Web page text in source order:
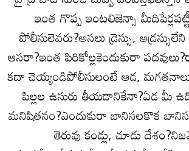
ఇంత గొప్ప ఇంటలిజెన్సా
పోలీసులెవరు?అసలు డ్రెస్సు,
ఆసరా?ఇంత పిరికోల్లకెందుకురా
కదా చెయ్యండిపోలీసులంటే ఆడ, మగతనాలు
పిల్లల ఉసురు తీయడానికేనా?ఏడ మీ
మనిషితనం?ఎందుకురా బానిసలకొక
తెరువు కండ్లు, చూడు